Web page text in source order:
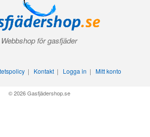
Webbshop för gasfjäder
| Kontakt | Logga in | Mitt konto
© 2026 Gasfjädershop.se